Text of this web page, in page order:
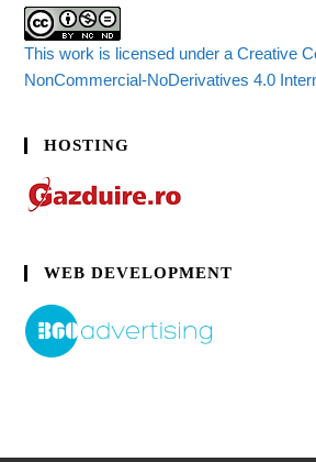
This work is licensed under a Creative
NonCommercial-NoDerivatives 4.0
HOSTING
WEB DEVELOPMENT